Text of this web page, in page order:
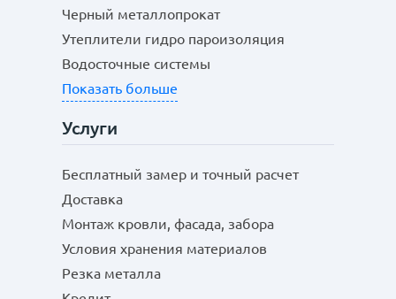
Черный металлопрокат
Утеплители гидро пароизоляция
Водосточные системы
Показать больше
Услуги
Бесплатный замер и точный расчет
Доставка
Монтаж кровли, фасада, забора
Условия хранения материалов
Резка металла